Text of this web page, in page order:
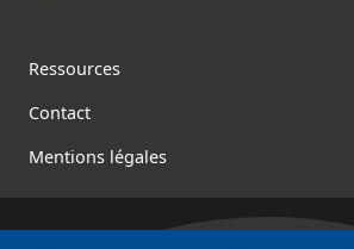
Footer
Ressources
Contact
Mentions légales